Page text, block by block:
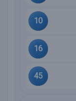
10
16
45